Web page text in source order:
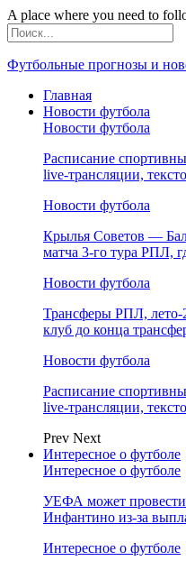
A place where you need to
Футбольные прогнозы и
Главная
Новости футбола
Новости футбола
Расписание
live-трансляции,
Новости футбола
Крылья Советов —
матча 3-го тура РПЛ,
Новости футбола
Трансферы РПЛ, лето-
клуб до конца
Новости футбола
Расписание
live-трансляции,
Prev Next
Интересное о футболе
Интересное о футболе
УЕФА может провести
Инфантино из‑за
Интересное о футболе